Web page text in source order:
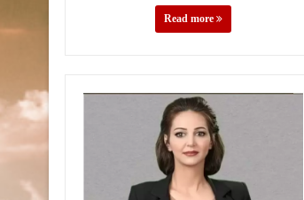
Read more